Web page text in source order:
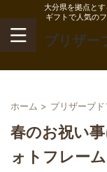
大分県を拠点と
ギフトで人気の
プリザー
ホーム > プリザーブ
春のお祝い
ォトフレー